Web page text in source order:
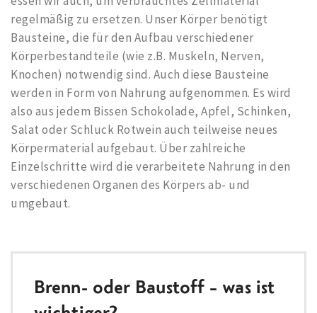
regelmäßig zu ersetzen. Unser Körper benötigt
Bausteine, die für den Aufbau verschiedener
Körperbestandteile (wie z.B. Muskeln, Nerven,
Knochen) notwendig sind. Auch diese Bausteine
werden in Form von Nahrung aufgenommen. Es wird
also aus jedem Bissen Schokolade, Apfel, Schinken,
Salat oder Schluck Rotwein auch teilweise neues
Körpermaterial aufgebaut. Über zahlreiche
Einzelschritte wird die verarbeitete Nahrung in den
verschiedenen Organen des Körpers ab- und
umgebaut.
Brenn- oder Baustoff – was ist